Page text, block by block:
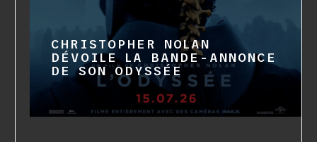
CHRISTOPHER NOLAN
DÉVOILE LA BANDE-ANNONCE
DE SON ODYSSÉE